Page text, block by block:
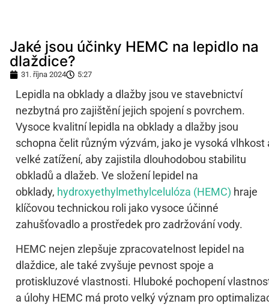
Jaké jsou účinky HEMC na lepidlo na
dlaždice?
31. října 2024 5:27
Lepidla na obklady a dlažby jsou ve stavebnictví
nezbytná pro zajištění jejich spojení s povrchem.
Vysoce kvalitní lepidla na obklady a dlažby jsou
schopna čelit různým výzvám, jako je vysoká vlhkost
velké zatížení, aby zajistila dlouhodobou stabilitu
obkladů a dlažeb. Ve složení lepidel na
obklady, hydroxyethylmethylcelulóza (HEMC) hraje
klíčovou technickou roli jako vysoce účinné
zahušťovadlo a prostředek pro zadržování vody.
HEMC nejen zlepšuje zpracovatelnost lepidel na
dlaždice, ale také zvyšuje pevnost spoje a
protiskluzové vlastnosti. Hluboké pochopení
a úlohy HEMC má proto velký význam pro